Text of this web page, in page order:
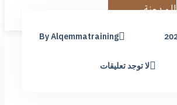
المدونة
By Alqemmatraining
لا توجد تعليقات